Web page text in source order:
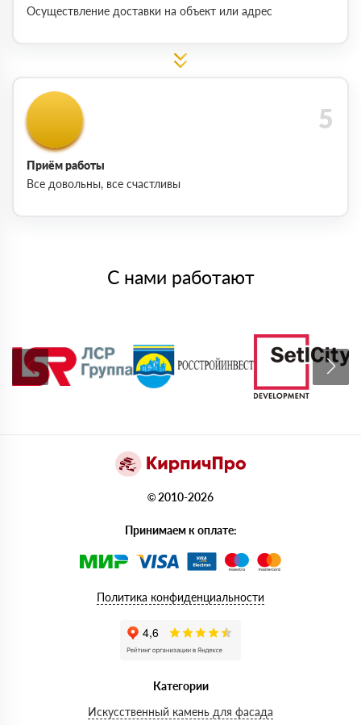
Осуществление доставки на объект или адрес
Приём работы
Все довольны, все счастливы
С нами работают
© 2010-2026
Принимаем к оплате:
Политика конфиденциальности
Категории
Искусственный камень для фасада